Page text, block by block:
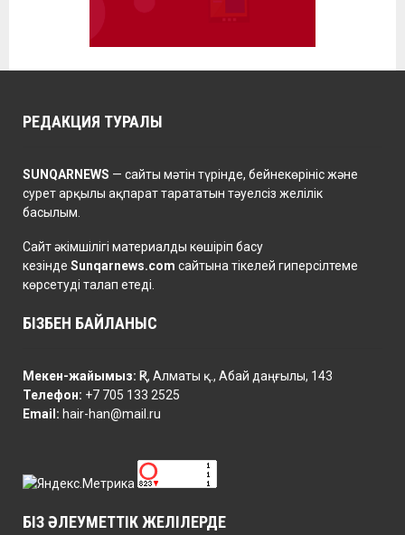
РЕДАКЦИЯ ТУРАЛЫ
SUNQARNEWS — сайты мәтін түрінде, бейнекөрініс және
сурет арқылы ақпарат тарататын тәуелсіз желілік
басылым.
Сайт әкімшілігі материалды көшіріп басу
кезінде Sunqarnews.com сайтына тікелей гиперсілтеме
көрсетуді талап етеді.
БІЗБЕН БАЙЛАНЫС
Мекен-жайымыз: ҚР, Алматы қ., Абай даңғылы, 143
Телефон: +7 705 133 2525
Email: hair-han@mail.ru
БІЗ ӘЛЕУМЕТТІК ЖЕЛІЛЕРДЕ